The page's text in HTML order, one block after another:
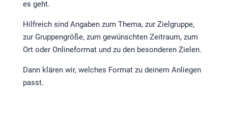
es geht.
Hilfreich sind Angaben zum Thema, zur Zielgruppe,
zur Gruppengröße, zum gewünschten Zeitraum, zum
Ort oder Onlineformat und zu den besonderen Zielen.
Dann klären wir, welches Format zu deinem Anliegen
passt.